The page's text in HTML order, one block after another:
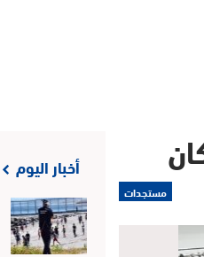
مستجدات
أخبار اليوم